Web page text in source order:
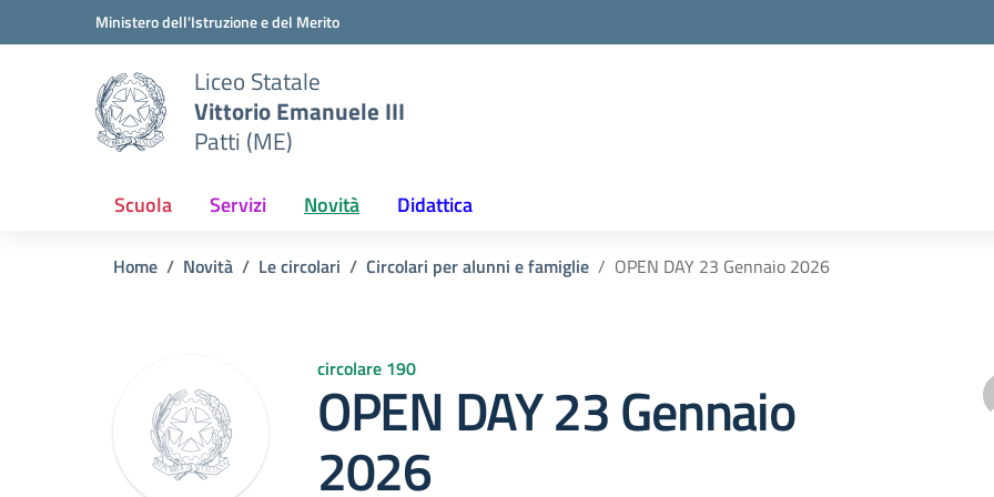
Vai ai contenuti
Vai al menu di navigazioneMinistero dell'Istruzione e del Merito
Liceo Statale
Vittorio Emanuele III
Patti (ME)
Scuola Servizi Novità Didattica
Home Novità Le circolari Circolari per alunni e famiglie OPEN DAY 23 Gennaio 2026
circolare 190
OPEN DAY 23 Gennaio
2026